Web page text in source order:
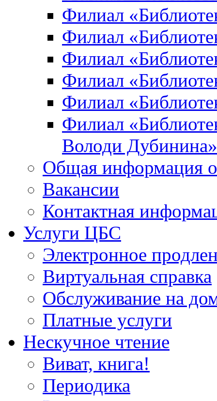
Филиал
Филиал
Филиал
Филиал
Филиал
Филиал
Володи Дубинина»
Общая информация
Вакансии
Контактная
Услуги ЦБС
Электронное
Виртуальная справка
Обслуживание на
Платные услуги
Нескучное чтение
Виват, книга!
Периодика